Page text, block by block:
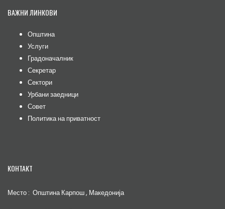
ВАЖНИ ЛИНКОВИ
Општина
Услуги
Градоначалник
Секретар
Сектори
Урбани заедници
Совет
Политика на приватност
КОНТАКТ
Место : Општина Карпош , Македонија